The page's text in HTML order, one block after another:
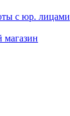
с юр. лицами
магазин